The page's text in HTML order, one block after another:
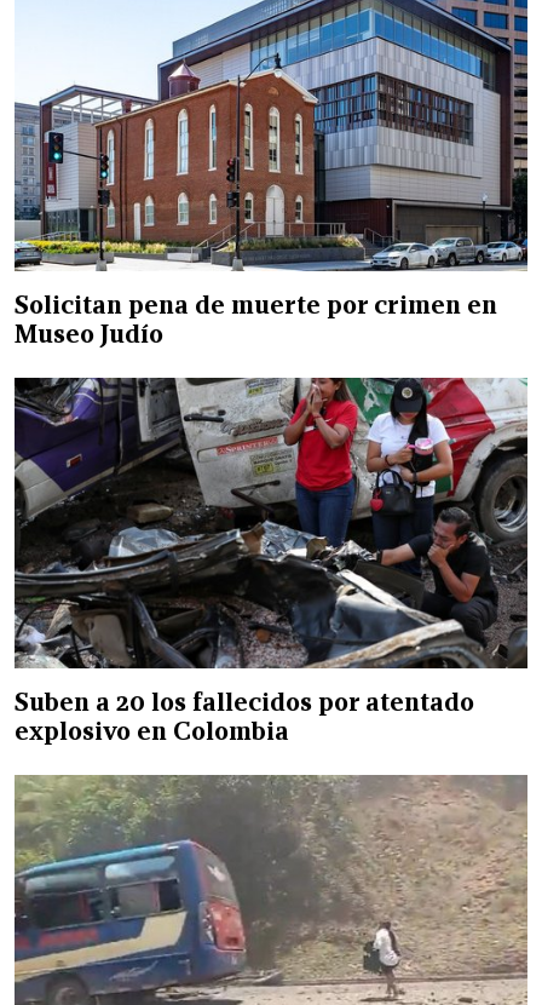
Solicitan pena de muerte por crimen en
Museo Judío
Suben a 20 los fallecidos por atentado
explosivo en Colombia